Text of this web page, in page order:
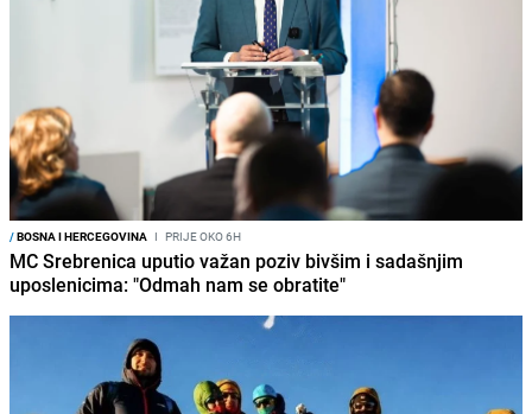
/BOSNA I HERCEGOVINA I PRIJE OKO 6H
MC Srebrenica uputio važan poziv bivšim i sadašnjim
uposlenicima: "Odmah nam se obratite"